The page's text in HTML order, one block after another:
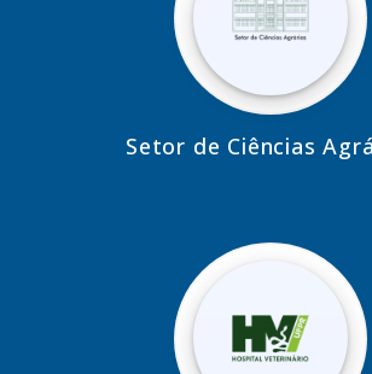
Setor de Ciências